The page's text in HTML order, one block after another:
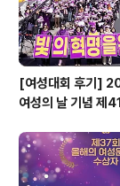
이어나가다, 복무 중 소
[여성대회 후기]
여성의 날 기념 제